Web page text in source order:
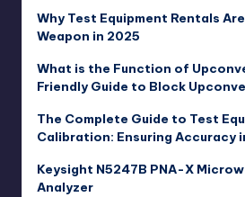
Why Test Equipment Rentals
Weapon in 2025
What is the Function of
Friendly Guide to Block
The Complete Guide to Test
Calibration: Ensuring Accuracy
Keysight N5247B PNA-X
Analyzer